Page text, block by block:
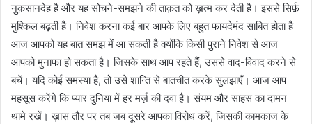
नुक़सानदेह है और यह सोचने-समझने की ताक़त को ख़त्म कर देती है। इससे सिर्फ़
मुश्किल बढ़ती है। निवेश करना कई बार आपके लिए बहुत फायदेमंद साबित होता है
आज आपको यह बात समझ में आ सकती है क्योंकि किसी पुराने निवेश से आज
आपको मुनाफा हो सकता है। जिसके साथ आप रहते हैं, उससे वाद-विवाद करने से
बचें। यदि कोई समस्या है, तो उसे शान्ति से बातचीत करके सुलझाएँ। आज आप
महसूस करेंगे कि प्यार दुनिया में हर मर्ज़ की दवा है। संयम और साहस का दामन
थामे रखें। ख़ास तौर पर तब जब दूसरे आपका विरोध करें, जिसकी कामकाज के